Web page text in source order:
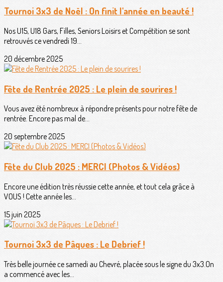
Tournoi 3x3 de Noël : On finit l'année en beauté !
Nos U15, U18 Gars, Filles, Seniors Loisirs et Compétition se sont
retrouvés ce vendredi 19...
20 décembre 2025
Fête de Rentrée 2025 : Le plein de sourires !
Vous avez été nombreux à répondre présents pour notre fête de
rentrée. Encore pas mal de...
20 septembre 2025
Fête du Club 2025 : MERCI (Photos & Vidéos)
Encore une édition très réussie cette année, et tout cela grâce à
VOUS ! Cette année les...
15 juin 2025
Tournoi 3x3 de Pâques : Le Debrief !
Très belle journée ce samedi au Chevré, placée sous le signe du 3x3.On
a commencé avec les...